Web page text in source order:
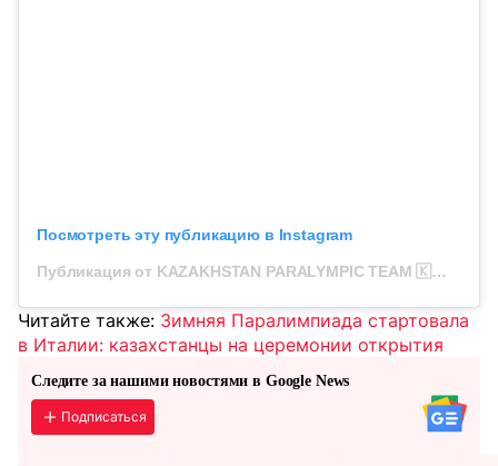
Посмотреть эту публикацию в Instagram
Публикация от KAZAKHSTAN PARALYMPIC TEAM 🇰🇿 (@kazparalympics)
Читайте также: Зимняя Паралимпиада стартовала
в Италии: казахстанцы на церемонии открытия
Следите за нашими новостями в Google News
Подписаться